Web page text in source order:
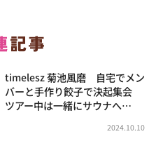
timelesz 菊池風磨 自宅でメン
バーと手作り餃子で決起集会
ツアー中は一緒にサウナへ…
2024.10.10